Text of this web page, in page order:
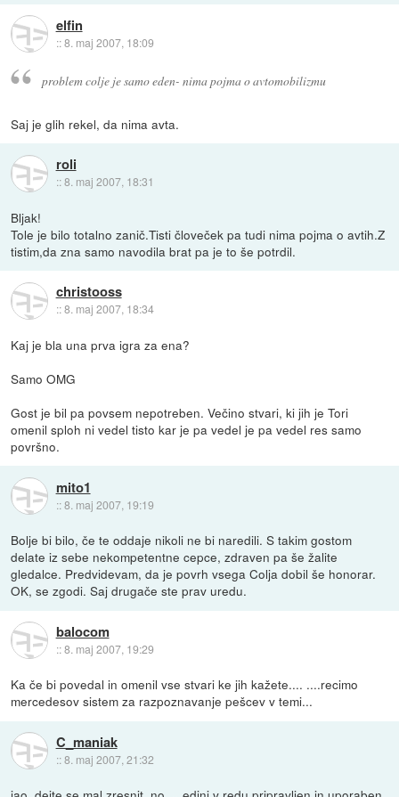
elfin
::8. maj 2007, 18:09
problem colje je samo eden- nima pojma o avtomobilizmu
Saj je glih rekel, da nima avta.
roli
::8. maj 2007, 18:31
Bljak!
Tole je bilo totalno zanič.Tisti človeček pa tudi nima pojma o avtih.Z
tistim,da zna samo navodila brat pa je to še potrdil.
christooss
::8. maj 2007, 18:34
Kaj je bla una prva igra za ena?
Samo OMG
Gost je bil pa povsem nepotreben. Večino stvari, ki jih je Tori
omenil sploh ni vedel tisto kar je pa vedel je pa vedel res samo
površno.
mito1
::8. maj 2007, 19:19
Bolje bi bilo, če te oddaje nikoli ne bi naredili. S takim gostom
delate iz sebe nekompetentne cepce, zdraven pa še žalite
gledalce. Predvidevam, da je povrh vsega Colja dobil še honorar.
OK, se zgodi. Saj drugače ste prav uredu.
balocom
::8. maj 2007, 19:29
Ka če bi povedal in omenil vse stvari ke jih kažete.... ....recimo
mercedesov sistem za razpoznavanje pešcev v temi...
C_maniak
::8. maj 2007, 21:32